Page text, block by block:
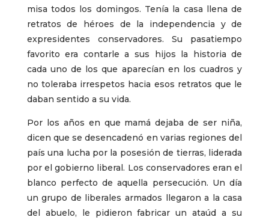
misa todos los domingos. Tenía la casa llena de
retratos de héroes de la independencia y de
expresidentes conservadores. Su pasatiempo
favorito era contarle a sus hijos la historia de
cada uno de los que aparecían en los cuadros y
no toleraba irrespetos hacia esos retratos que le
daban sentido a su vida.
Por los años en que mamá dejaba de ser niña,
dicen que se desencadenó en varias regiones del
país una lucha por la posesión de tierras, liderada
por el gobierno liberal. Los conservadores eran el
blanco perfecto de aquella persecución. Un día
un grupo de liberales armados llegaron a la casa
del abuelo, le pidieron fabricar un ataúd a su